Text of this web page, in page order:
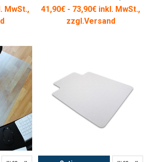
MwSt.,
41,90€ - 73,90€ inkl. MwSt.,
zzgl.Versand